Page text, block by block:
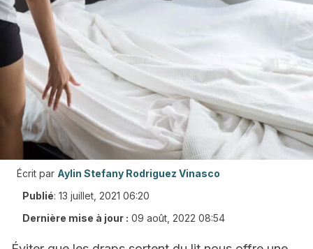
Écrit par Aylin Stefany Rodriguez Vinasco
Publié: 13 juillet, 2021 06:20
Dernière mise à jour : 09 août, 2022 08:54